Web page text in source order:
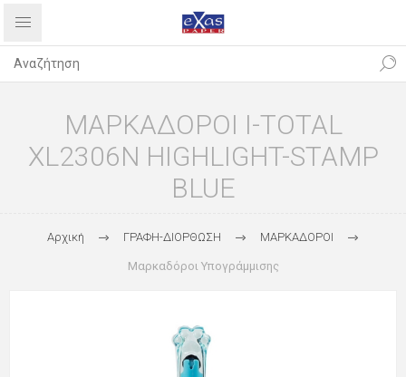
ΜΑΡΚΑΔΟΡΟΙ I-TOTAL
XL2306N HIGHLIGHT-STAMP
BLUE
Αρχική ΓΡΑΦΗ-ΔΙΟΡΘΩΣΗ ΜΑΡΚΑΔΟΡΟΙ
Μαρκαδόροι Υπογράμμισης